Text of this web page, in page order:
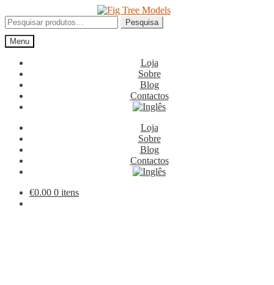
para
a
navegação
para
o
conteúdo
Pesquisar
por:
Pesquisa
Menu
Loja
Sobre
Blog
Contactos
Loja
Sobre
Blog
Contactos
€0.00 0 itens